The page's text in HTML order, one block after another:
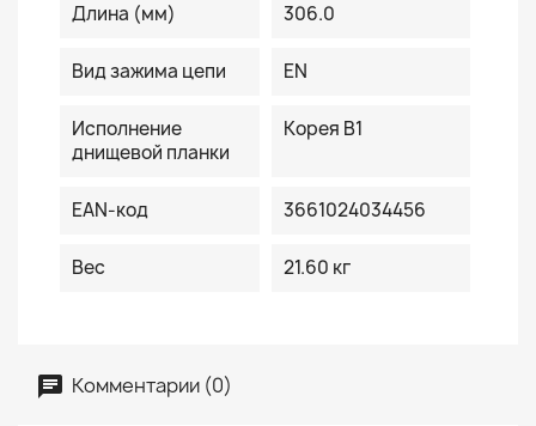
Длина (мм) 306.0
Вид зажима цепи EN
Исполнение
днищевой планки
Корея B1
EAN-код 3661024034456
Вес 21.60 кг
Комментарии (0)